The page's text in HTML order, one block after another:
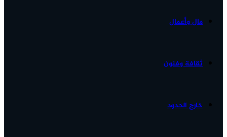
مال وأعمال
ثقافة وفنون
خارج الحدود